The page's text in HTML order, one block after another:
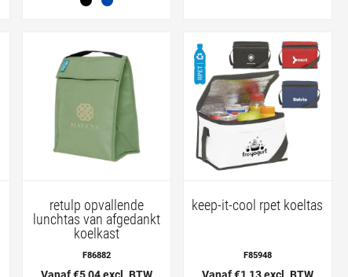
retulp opvallende
lunchtas van afgedankt
koelkast
F86882
Vanaf €5,04 excl. BTW
keep-it-cool rpet koeltas
F85948
Vanaf €1,13 excl. BTW